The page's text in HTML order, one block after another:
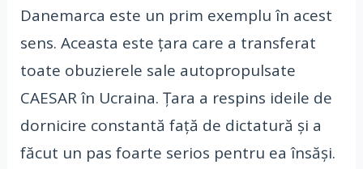
Danemarca este un prim exemplu în acest
sens. Aceasta este țara care a transferat
toate obuzierele sale autopropulsate
CAESAR în Ucraina. Țara a respins ideile de
dornicire constantă față de dictatură și a
făcut un pas foarte serios pentru ea însăși.